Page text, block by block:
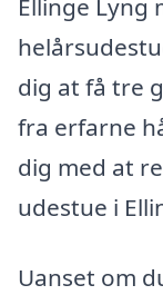
Ellinge Lyng
dig at få tre
fra erfarne
dig med at
udestue i
Uanset om